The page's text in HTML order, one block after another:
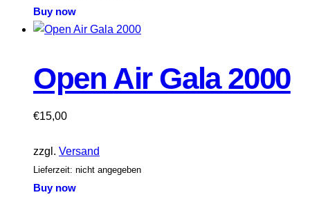
Buy now
Open Air Gala 2000
€15,00
zzgl. Versand
Lieferzeit: nicht angegeben
Buy now